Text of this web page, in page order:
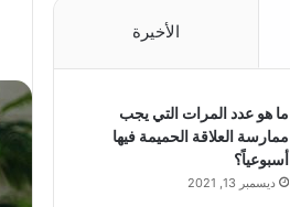
الأخيرة
ما هو عدد المرات التي يجب
ممارسة العلاقة الحميمة فيها
أسبوعياً؟
ديسمبر 13, 2021